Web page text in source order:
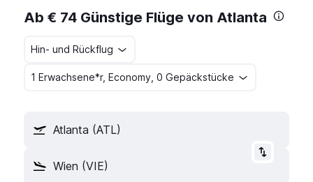
Ab € 74 Günstige Flüge von Atlanta
Hin- und Rückflug
1 Erwachsene*r, Economy, 0 Gepäckstücke
Atlanta (ATL)
Wien (VIE)